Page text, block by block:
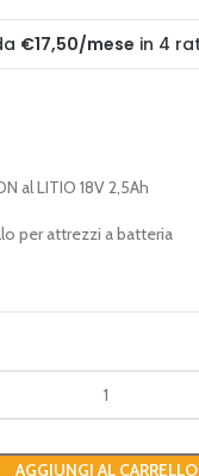
al LITIO 18V 2,5Ah
per attrezzi a batteria
AGGIUNGI AL CARRELLO